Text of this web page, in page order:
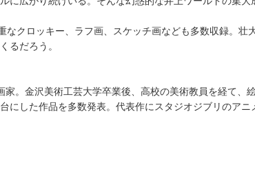
なクロッキー、ラフ画、スケッチ画なども多数収録。
るだろう。
。金沢美術工芸大学卒業後、高校の美術教員を経て、
にした作品を多数発表。代表作にスタジオジブリのアニ